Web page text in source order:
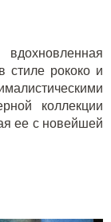
рококо и
коллекции
ее с новейшей